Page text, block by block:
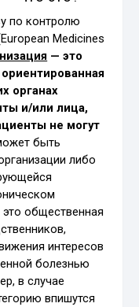
по контролю
Medicines
— это
органах
и/или лица,
не могут
быть
либо
общественная
интересов
болезнью
в случае
впишутся